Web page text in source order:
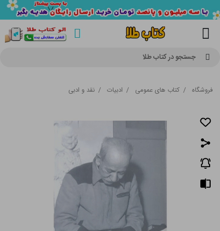
جستجو در کتاب طلا
فروشگاه / کتاب های عمومی / ادبیات / نقد و ادبی